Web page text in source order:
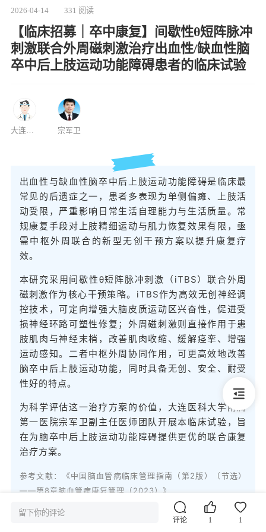
2026-04-14 331 阅读
【临床招募｜卒中康复】间歇性θ短阵脉冲
刺激联合外周磁刺激治疗出血性/缺血性脑
卒中后上肢运动功能障碍患者的临床试验
大连医科大学附属第一医院 宗军卫
出血性与缺血性脑卒中后上肢运动功能障碍是临床最
常见的后遗症之一，患者多表现为单侧偏瘫、上肢活
动受限，严重影响日常生活自理能力与生活质量。常
规康复手段对上肢精细运动与肌力恢复效果有限，亟
需中枢外周联合的新型无创干预方案以提升康复疗
效。
本研究采用间歇性θ短阵脉冲刺激（iTBS）联合外周
磁刺激作为核心干预策略。iTBS作为高效无创神经调
控技术，可定向增强大脑皮质运动区兴奋性，促进受
损神经环路可塑性修复；外周磁刺激则直接作用于患
肢肌肉与神经末梢，改善肌肉收缩、缓解痉挛、增强
运动感知。二者中枢外周协同作用，可更高效地改善
脑卒中后上肢运动功能，同时具备无创、安全、耐受
性好的特点。
为科学评估这一治疗方案的价值，大连医科大学附属
第一医院宗军卫副主任医师团队开展本临床试验，旨
在为脑卒中后上肢运动功能障碍提供更优的联合康复
治疗方案。
参考文献：《中国脑血管病临床管理指南（第2版）（节选）
——第8章脑血管病康复管理（2023）》
留下你的评论
评论 1 1